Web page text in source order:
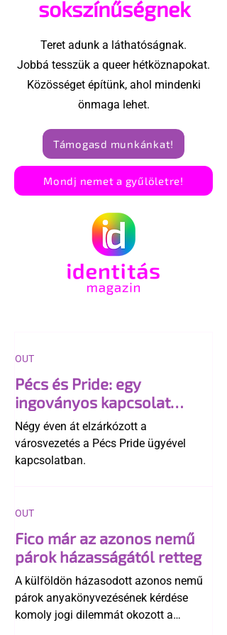
sokszínűségnek
Teret adunk a láthatóságnak.
Jobbá tesszük a queer hétköznapokat.
Közösséget építünk, ahol mindenki
önmaga lehet.
Támogasd munkánkat!
Mondj nemet a gyűlöletre!
Pécs és Pride: egy
ingoványos kapcsolat
története
Négy éven át elzárkózott a
városvezetés a Pécs Pride ügyével
kapcsolatban.
OUT
Fico már az azonos nemű
párok házasságától retteg
A külföldön házasodott azonos nemű
párok anyakönyvezésének kérdése
komoly jogi dilemmát okozott a
OUT